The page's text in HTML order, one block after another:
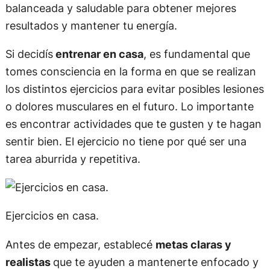
balanceada y saludable para obtener mejores
resultados y mantener tu energía.
Si decidísentrenar en casa, es fundamental que
tomes consciencia en la forma en que se realizan
los distintos ejercicios para evitar posibles lesiones
o dolores musculares en el futuro. Lo importante
es encontrar actividades que te gusten y te hagan
sentir bien. El ejercicio no tiene por qué ser una
tarea aburrida y repetitiva.
Ejercicios en casa.
Antes de empezar, establecé metas claras y
realistas que te ayuden a mantenerte enfocado y